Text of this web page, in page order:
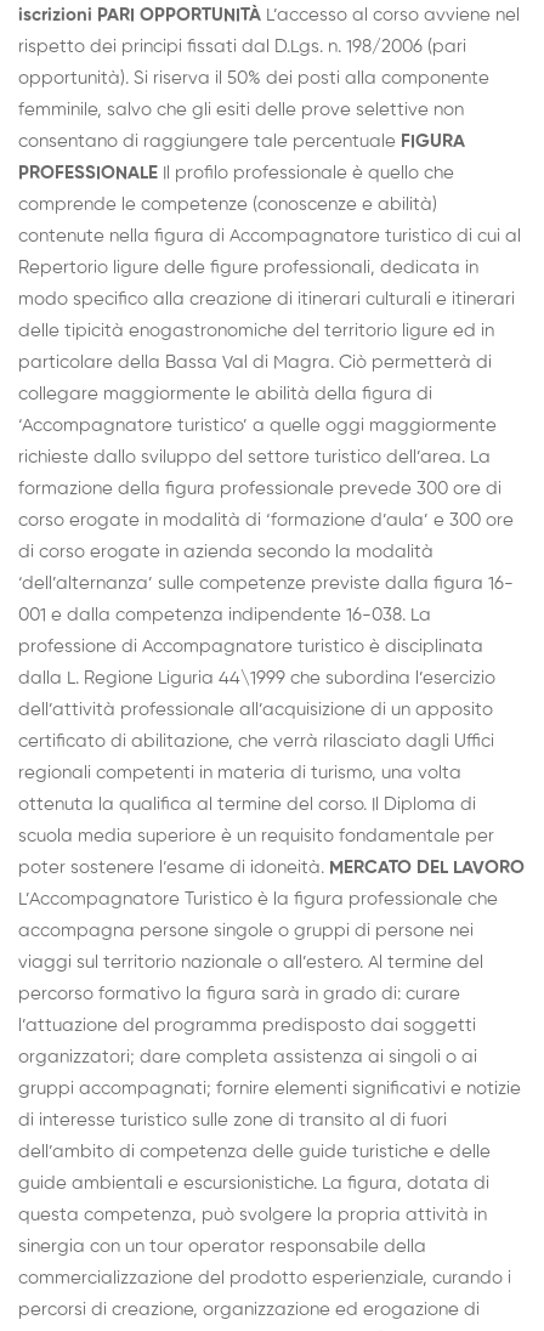
iscrizioni PARI OPPORTUNITÀ L’accesso al corso avviene nel
rispetto dei principi fissati dal D.Lgs. n. 198/2006 (pari
opportunità). Si riserva il 50% dei posti alla componente
femminile, salvo che gli esiti delle prove selettive non
consentano di raggiungere tale percentuale FIGURA
PROFESSIONALE Il profilo professionale è quello che
comprende le competenze (conoscenze e abilità)
contenute nella figura di Accompagnatore turistico di cui al
Repertorio ligure delle figure professionali, dedicata in
modo specifico alla creazione di itinerari culturali e itinerari
delle tipicità enogastronomiche del territorio ligure ed in
particolare della Bassa Val di Magra. Ciò permetterà di
collegare maggiormente le abilità della figura di
‘Accompagnatore turistico’ a quelle oggi maggiormente
richieste dallo sviluppo del settore turistico dell’area. La
formazione della figura professionale prevede 300 ore di
corso erogate in modalità di ‘formazione d’aula’ e 300 ore
di corso erogate in azienda secondo la modalità
‘dell’alternanza’ sulle competenze previste dalla figura 16-
001 e dalla competenza indipendente 16-038. La
professione di Accompagnatore turistico è disciplinata
dalla L. Regione Liguria 44\1999 che subordina l’esercizio
dell’attività professionale all’acquisizione di un apposito
certificato di abilitazione, che verrà rilasciato dagli Uffici
regionali competenti in materia di turismo, una volta
ottenuta la qualifica al termine del corso. Il Diploma di
scuola media superiore è un requisito fondamentale per
poter sostenere l’esame di idoneità. MERCATO DEL LAVORO
L’Accompagnatore Turistico è la figura professionale che
accompagna persone singole o gruppi di persone nei
viaggi sul territorio nazionale o all’estero. Al termine del
percorso formativo la figura sarà in grado di: curare
l’attuazione del programma predisposto dai soggetti
organizzatori; dare completa assistenza ai singoli o ai
gruppi accompagnati; fornire elementi significativi e notizie
di interesse turistico sulle zone di transito al di fuori
dell’ambito di competenza delle guide turistiche e delle
guide ambientali e escursionistiche. La figura, dotata di
questa competenza, può svolgere la propria attività in
sinergia con un tour operator responsabile della
commercializzazione del prodotto esperienziale, curando i
percorsi di creazione, organizzazione ed erogazione di